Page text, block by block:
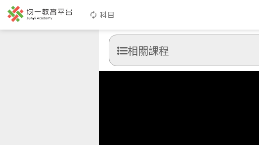
科目
相關課程